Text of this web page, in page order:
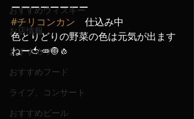
おすすめウィスキー
お店情報
おすすめワイン
おすすめフード
ライブ、コンサート
おすすめビール
ーーーーーーーー
#チリコンカン 仕込み中
色とりどりの野菜の色は元気が出ます
ねー🍅🥕🧅🧄